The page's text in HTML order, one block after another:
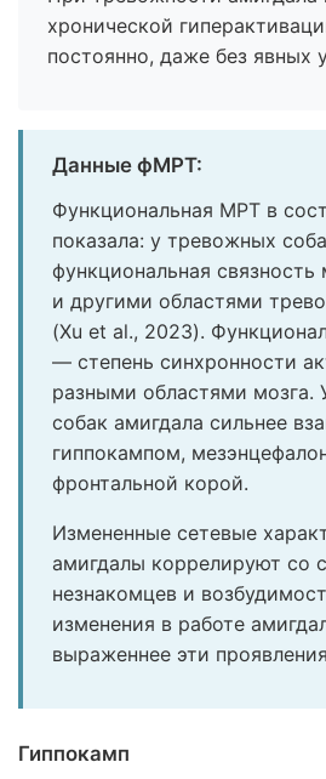
хронической
постоянно, даже без явных
Данные фМРТ:
Функциональная МРТ в
показала: у тревожных
функциональная
и другими областями
(Xu et al., 2023).
— степень синхронности
разными областями мозга.
собак амигдала сильнее
гиппокампом,
фронтальной корой.
Измененные сетевые
амигдалы коррелируют со
незнакомцев и
изменения в работе
выраженнее эти
Гиппокамп